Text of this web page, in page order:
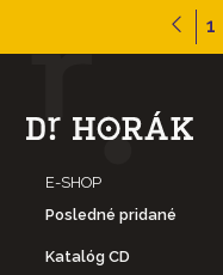
1
E-SHOP
Posledné pridané
Katalóg CD